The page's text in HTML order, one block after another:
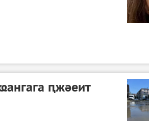
ԥжәеит